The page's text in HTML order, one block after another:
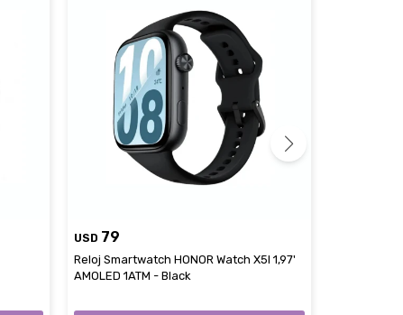
USD 79
Reloj Smartwatch HONOR Watch X5I 1,97'
AMOLED 1ATM - Black